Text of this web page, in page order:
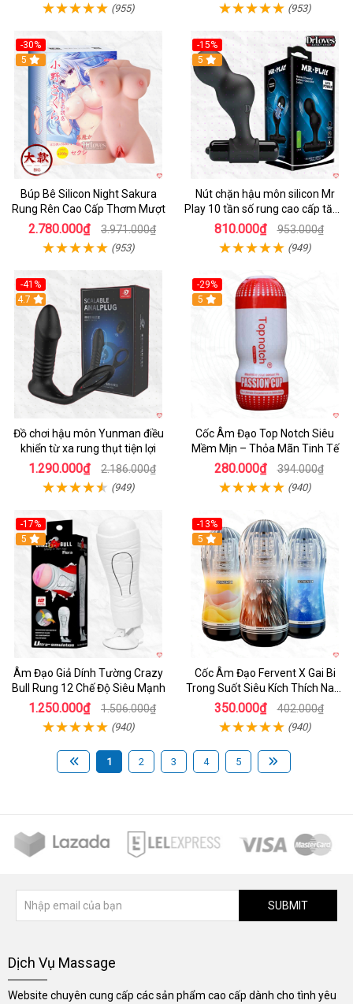
(955) (953)
-30%
Hot
5
Búp Bê Silicon Night Sakura
Rung Rên Cao Cấp Thơm Mượt
2.780.000₫ 3.971.000₫
(953)
-15%
Hot
5
Nút chặn hậu môn silicon Mr
Play 10 tần số rung cao cấp tăng
khoái cảm
810.000₫ 953.000₫
(949)
-41%
Hot
4.7
Đồ chơi hậu môn Yunman điều
khiển từ xa rung thụt tiện lợi
1.290.000₫ 2.186.000₫
(949)
-29%
5
Cốc Âm Đạo Top Notch Siêu
Mềm Mịn – Thỏa Mãn Tinh Tế
280.000₫ 394.000₫
(940)
-17%
5
Âm Đạo Giả Dính Tường Crazy
Bull Rung 12 Chế Độ Siêu Mạnh
1.250.000₫ 1.506.000₫
(940)
-13%
Hot
5
Cốc Âm Đạo Fervent X Gai Bi
Trong Suốt Siêu Kích Thích Nam
Giới
350.000₫ 402.000₫
(940)
1 2 3 4 5
SUBMIT
Dịch Vụ Massage
Website chuyên cung cấp các sản phẩm cao cấp dành cho tình yêu